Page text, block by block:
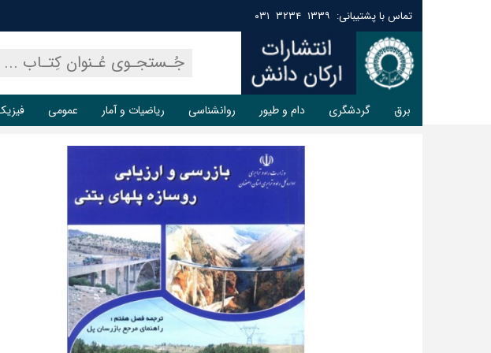
برق گردشگری دام و طیور روانشناسی ریاضیات و آمار عمومی
تماس با پشتیبانی: ۱۳۳۹ ۳۲۳۴ ۰۳۱